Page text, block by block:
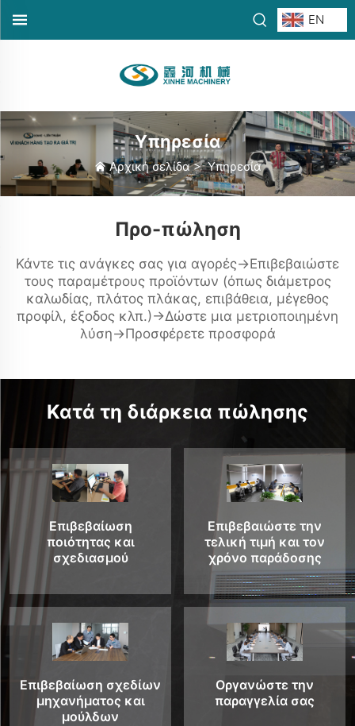
EN
Υπηρεσία
Αρχική σελίδα>Υπηρεσία
Προ-πώληση
Κάντε τις ανάγκες σας για αγορές→Επιβεβαιώστε
τους παραμέτρους προϊόντων (όπως διάμετρος
καλωδίας, πλάτος πλάκας, επιβάθεια, μέγεθος
προφίλ, έξοδος κλπ.)→Δώστε μια μετριοποιημένη
λύση→Προσφέρετε προσφορά
Κατά τη διάρκεια πώλησης
Επιβεβαίωση
ποιότητας και
σχεδιασμού
Επιβεβαιώστε την
τελική τιμή και τον
χρόνο παράδοσης
Επιβεβαίωση σχεδίων
μηχανήματος και
μούλδων
Οργανώστε την
παραγγελία σας